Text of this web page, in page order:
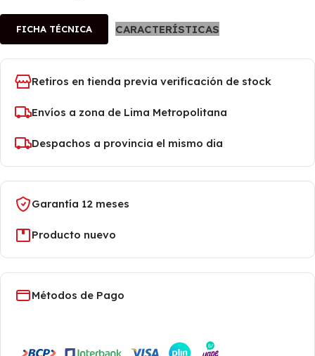
FICHA TÉCNICA CARACTERÍSTICAS
Retiros en tienda previa verificación de stock
Envíos a zona de Lima Metropolitana
Despachos a provincia el mismo dia
Garantía 12 meses
Producto nuevo
Métodos de Pago